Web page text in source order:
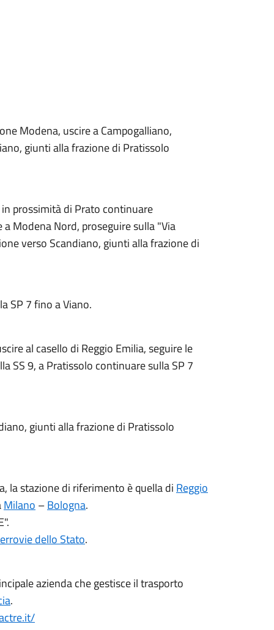
Modena, uscire a Campogalliano,
giunti alla frazione di Pratissolo
prossimità di Prato continuare
Modena Nord, proseguire sulla "Via
verso Scandiano, giunti alla frazione di
SP 7 fino a Viano.
al casello di Reggio Emilia, seguire le
SS 9, a Pratissolo continuare sulla SP 7
giunti alla frazione di Pratissolo
la stazione di riferimento è quella di Reggio
Milano –Bologna.
dello Stato.
azienda che gestisce il trasporto
.